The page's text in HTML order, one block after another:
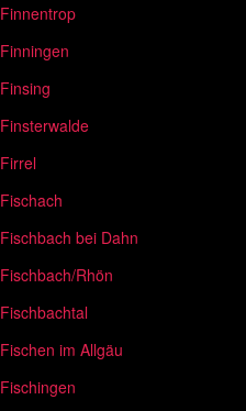
Finnentrop
Finningen
Finsing
Finsterwalde
Firrel
Fischach
Fischbach bei Dahn
Fischbach/Rhön
Fischbachtal
Fischen im Allgäu
Fischingen